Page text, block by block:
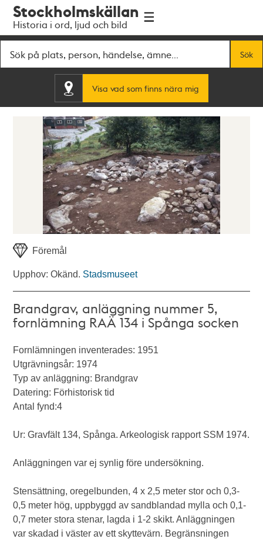
navigationen
huvudinnehållet
Stockholmskällan
Historia i ord, ljud och bild
Sök
Visa vad som finns nära mig
Föremål
Upphov: Okänd. Stadsmuseet
Brandgrav, anläggning nummer 5,
fornlämning RAÄ 134 i Spånga socken
Fornlämningen inventerades: 1951
Utgrävningsår: 1974
Typ av anläggning: Brandgrav
Datering: Förhistorisk tid
Antal fynd:4
Ur: Gravfält 134, Spånga. Arkeologisk rapport SSM 1974.
Anläggningen var ej synlig före undersökning.
Stensättning, oregelbunden, 4 x 2,5 meter stor och 0,3-
0,5 meter hög, uppbyggd av sandblandad mylla och 0,1-
0,7 meter stora stenar, lagda i 1-2 skikt. Anläggningen
var skadad i väster av ett skyttevärn. Begränsningen